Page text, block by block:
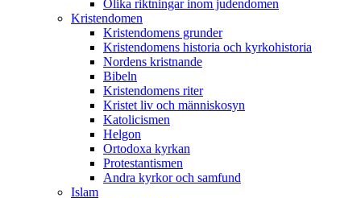
Olika riktningar inom judendomen
Kristendomen
Kristendomens grunder
Kristendomens historia och kyrkohistoria
Nordens kristnande
Bibeln
Kristendomens riter
Kristet liv och människosyn
Katolicismen
Helgon
Ortodoxa kyrkan
Protestantismen
Andra kyrkor och samfund
Islam